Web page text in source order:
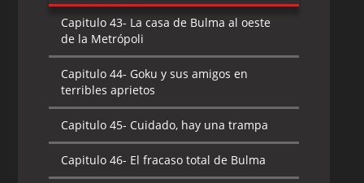
Capitulo 43- La casa de Bulma al oeste
de la Metrópoli
Capitulo 44- Goku y sus amigos en
terribles aprietos
Capitulo 45- Cuidado, hay una trampa
Capitulo 46- El fracaso total de Bulma